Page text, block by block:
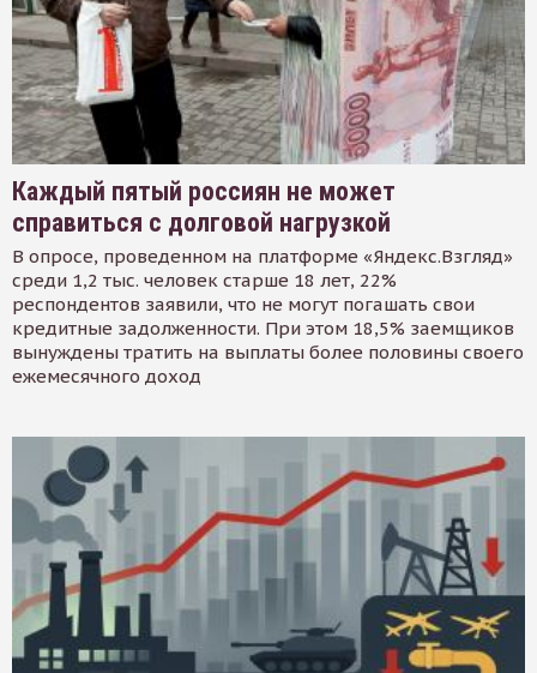
Каждый пятый россиян не может
справиться с долговой нагрузкой
В опросе, проведенном на платформе «Яндекс.Взгляд»
среди 1,2 тыс. человек старше 18 лет, 22%
респондентов заявили, что не могут погашать свои
кредитные задолженности. При этом 18,5% заемщиков
вынуждены тратить на выплаты более половины своего
ежемесячного доход